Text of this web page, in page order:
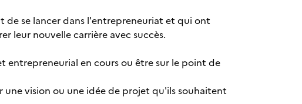
de se lancer dans l'entrepreneuriat et qui ont
leur nouvelle carrière avec succès.
entrepreneurial en cours ou être sur le point de
vision ou une idée de projet qu'ils souhaitent